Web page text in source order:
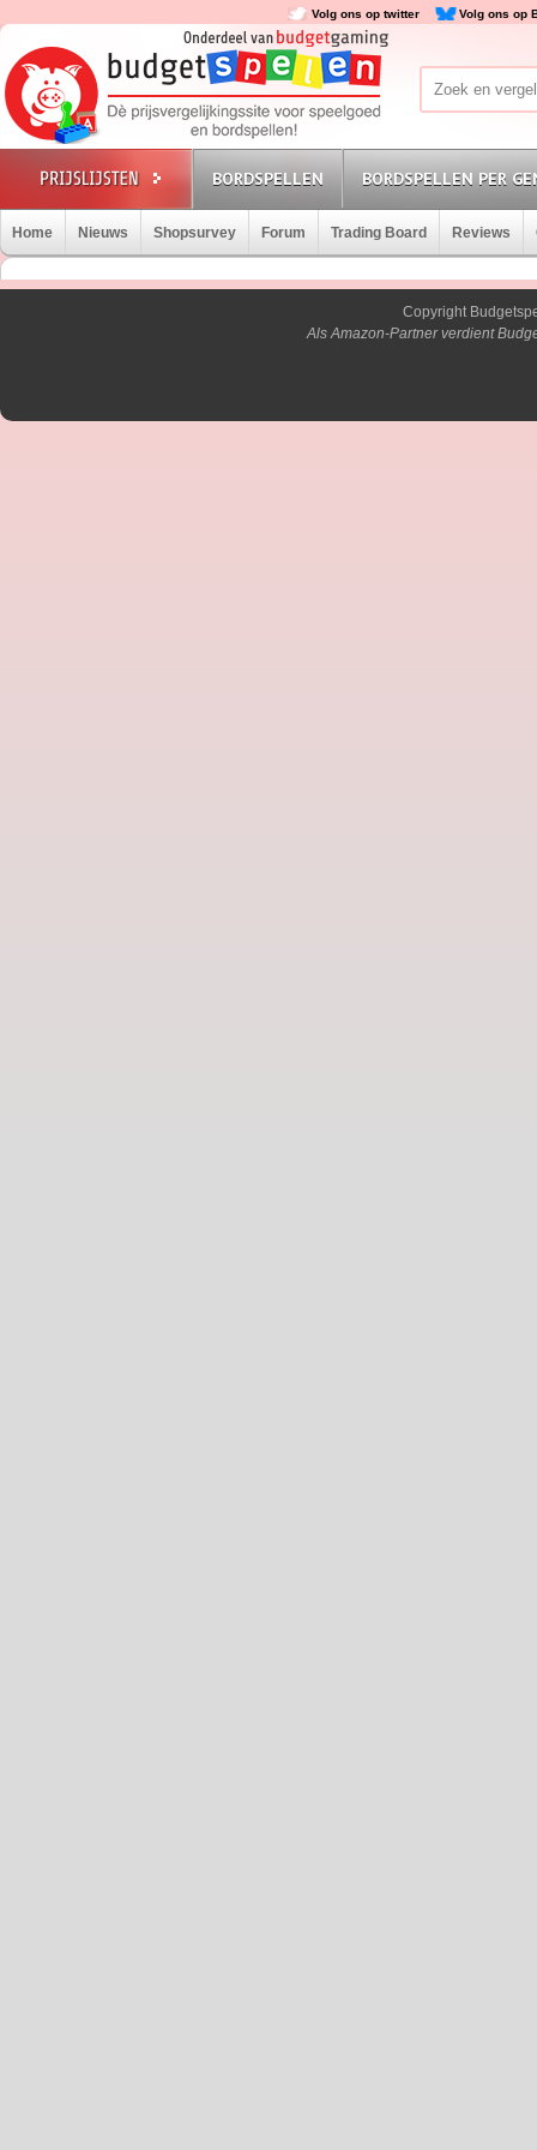
Volg ons op twitter Volg ons op
BORDSPELLEN BORDSPELLEN PER
Home Nieuws Shopsurvey Forum Trading Board Reviews
Copyright
Als Amazon-Partner verdient